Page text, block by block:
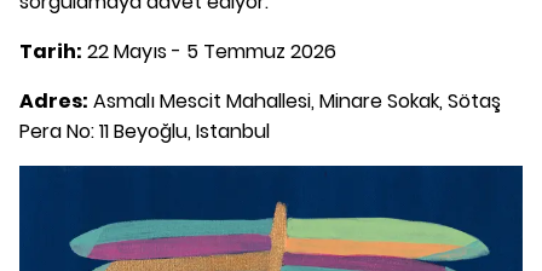
Tarih: 22 Mayıs - 5 Temmuz 2026
Adres: Asmalı Mescit Mahallesi, Minare Sokak, Sötaş
Pera No: 11 Beyoğlu, Istanbul